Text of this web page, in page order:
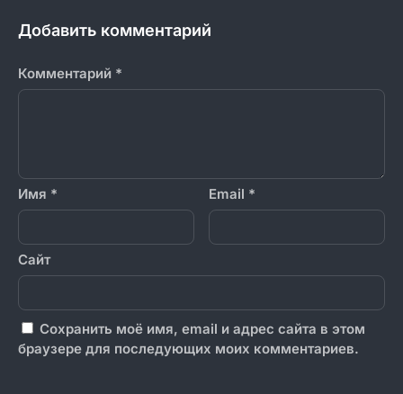
Добавить комментарий
Комментарий *
Имя * Email *
Сайт
Сохранить моё имя, email и адрес сайта в этом
браузере для последующих моих комментариев.